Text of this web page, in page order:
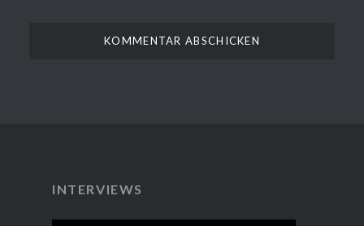
INTERVIEWS